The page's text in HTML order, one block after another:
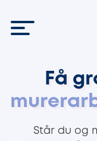
Få
Står du og